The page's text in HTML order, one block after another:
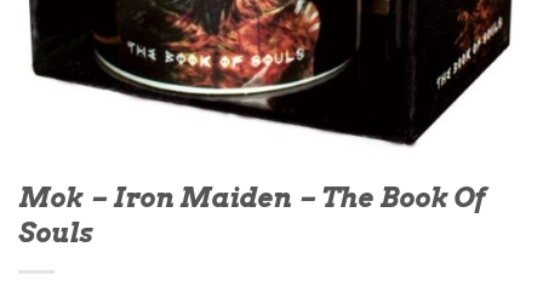
Mok – Iron Maiden – The Book Of
Souls